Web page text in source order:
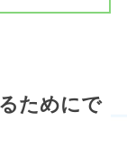
ためにで